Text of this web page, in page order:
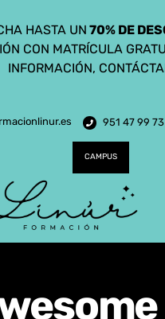
HASTA UN 70% DE
CON MATRÍCULA
INFORMACIÓN,
951 47 99 73
CAMPUS